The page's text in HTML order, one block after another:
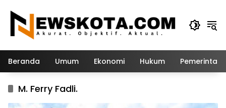
konten
Beranda Umum Ekonomi Hukum
M. Ferry Fadli.